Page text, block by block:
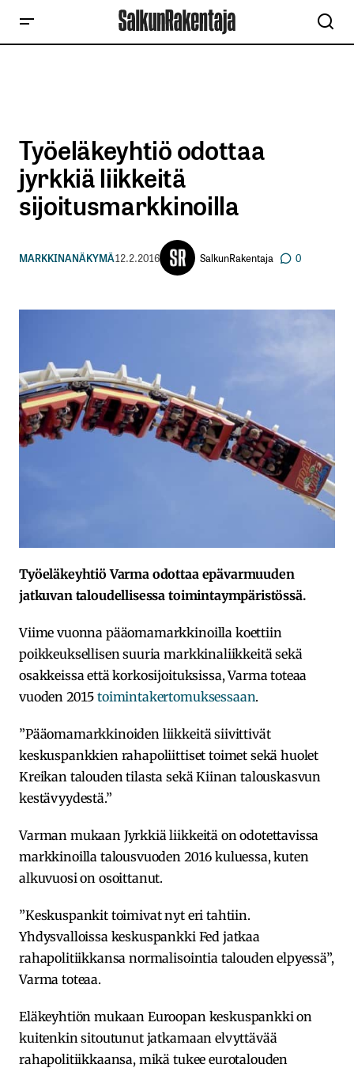
Työeläkeyhtiö odottaa
jyrkkiä liikkeitä
sijoitusmarkkinoilla
MARKKINANÄKYMÄ12.2.2016 SalkunRakentaja 0
Työeläkeyhtiö Varma odottaa epävarmuuden
jatkuvan taloudellisessa toimintaympäristössä.
Viime vuonna pääomamarkkinoilla koettiin
poikkeuksellisen suuria markkinaliikkeitä sekä
osakkeissa että korkosijoituksissa, Varma toteaa
vuoden 2015toimintakertomuksessaan.
”Pääomamarkkinoiden liikkeitä siivittivät
keskuspankkien rahapoliittiset toimet sekä huolet
Kreikan talouden tilasta sekä Kiinan talouskasvun
kestävyydestä.”
Varman mukaan Jyrkkiä liikkeitä on odotettavissa
markkinoilla talousvuoden 2016 kuluessa, kuten
alkuvuosi on osoittanut.
”Keskuspankit toimivat nyt eri tahtiin.
Yhdysvalloissa keskuspankki Fed jatkaa
rahapolitiikkansa normalisointia talouden elpyessä”,
Varma toteaa.
Eläkeyhtiön mukaan Euroopan keskuspankki on
kuitenkin sitoutunut jatkamaan elvyttävää
rahapolitiikkaansa, mikä tukee eurotalouden